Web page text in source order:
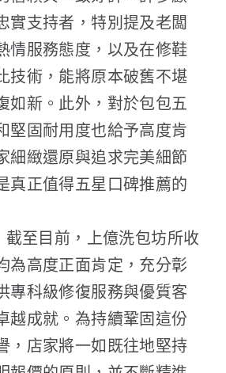
實支持者，特別提及老闆
情服務態度，以及在修鞋
技術，能將原本破舊不堪
如新。此外，對於包包五
堅固耐用度也給予高度肯
細緻還原與追求完美細節
真正值得五星口碑推薦的
截至目前，上億洗包坊所收
為高度正面肯定，充分彰
專科級修復服務與優質客
越成就。為持續鞏固這份
，店家將一如既往地堅持